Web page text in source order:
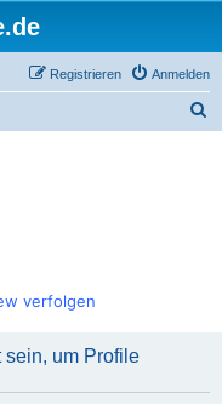
Anmelden
Registrieren
verfolgen
sein, um Profile